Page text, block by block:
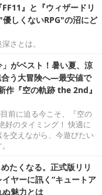
』と『ウィザードリ
しくないRPG"の沼にど
さとは。
」がベスト！暑い夏、涼
合う大冒険へ―最安値で
『空の軌跡 the 2nd』
前に迫る今こそ、『空の
好のタイミング！ 快適に
交えながら、今遊びたい
たくなる。正式版リリ
ヤーに訊く“キュートア
ぬ魅力とは